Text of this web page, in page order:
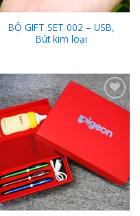
BỘ GIFT SET 002 – USB,
Bút kim loại
Add to